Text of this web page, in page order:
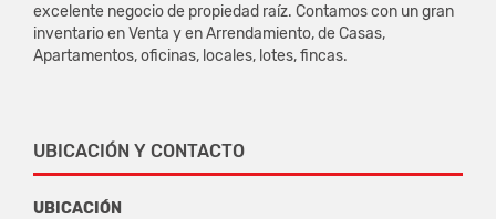
excelente negocio de propiedad raíz. Contamos con un gran
inventario en Venta y en Arrendamiento, de Casas,
Apartamentos, oficinas, locales, lotes, fincas.
UBICACIÓN Y CONTACTO
UBICACIÓN